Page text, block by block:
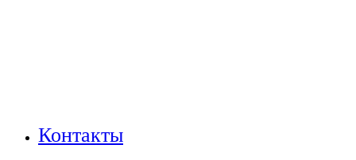
Контакты